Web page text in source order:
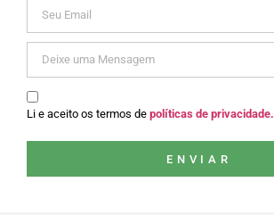
Li e aceito os termos de políticas de privacidade.
ENVIAR